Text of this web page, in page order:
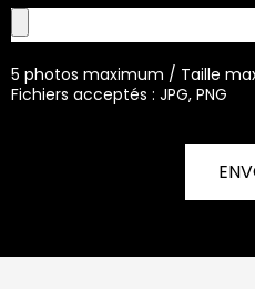
5 photos maximum / Taille
Fichiers acceptés : JPG, PNG